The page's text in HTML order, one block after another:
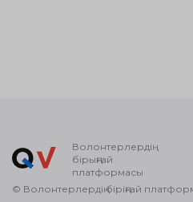
Волонтерлердің
бірыңғай
платформасы
© Волонтерлердің біріңғай